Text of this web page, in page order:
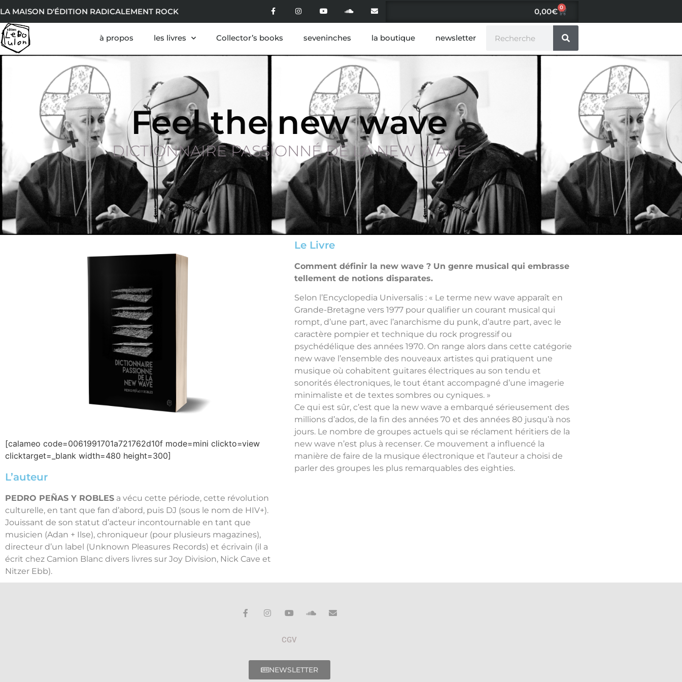
LA MAISON D'ÉDITION RADICALEMENT ROCK 0,00€ 0
à propos les livres Collector’s books seveninches la boutique newsletter
Feel the new wave
DICTIONNAIRE PASSIONNÉ DE LA NEW WAVE
[calameo code=0061991701a721762d10f mode=mini clickto=view
clicktarget=_blank width=480 height=300]
L’auteur
PEDRO PEÑAS Y ROBLES a vécu cette période, cette révolution
culturelle, en tant que fan d’abord, puis DJ (sous le nom de HIV+).
Jouissant de son statut d’acteur incontournable en tant que
musicien (Adan + Ilse), chroniqueur (pour plusieurs magazines),
directeur d’un label (Unknown Pleasures Records) et écrivain (il a
écrit chez Camion Blanc divers livres sur Joy Division, Nick Cave et
Nitzer Ebb).
Le Livre
Comment définir la new wave ? Un genre musical qui embrasse
tellement de notions disparates.
Selon l’Encyclopedia Universalis : « Le terme new wave apparaît en
Grande-Bretagne vers 1977 pour qualifier un courant musical qui
rompt, d’une part, avec l’anarchisme du punk, d’autre part, avec le
caractère pompier et technique du rock progressif ou
psychédélique des années 1970. On range alors dans cette catégorie
new wave l’ensemble des nouveaux artistes qui pratiquent une
musique où cohabitent guitares électriques au son tendu et
sonorités électroniques, le tout étant accompagné d’une imagerie
minimaliste et de textes sombres ou cyniques. »
Ce qui est sûr, c’est que la new wave a embarqué sérieusement des
millions d’ados, de la fin des années 70 et des années 80 jusqu’à nos
jours. Le nombre de groupes actuels qui se réclament héritiers de la
new wave n’est plus à recenser. Ce mouvement a influencé la
manière de faire de la musique électronique et l’auteur a choisi de
parler des groupes les plus remarquables des eighties.
CGV
NEWSLETTER